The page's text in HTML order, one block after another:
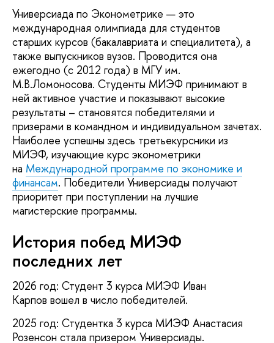
Универсиада по Эконометрике — это
международная олимпиада для студентов
старших курсов (бакалавриата и специалитета), а
также выпускников вузов. Проводится она
ежегодно (с 2012 года) в МГУ им.
М.В.Ломоносова. Студенты МИЭФ принимают в
ней активное участие и показывают высокие
результаты – становятся победителями и
призерами в командном и индивидуальном зачетах.
Наиболее успешны здесь третьекурсники из
МИЭФ, изучающие курс эконометрики
на Международной программе по экономике и
финансам. Победители Универсиады получают
приоритет при поступлении на лучшие
магистерские программы.
История побед МИЭФ
последних лет
2026 год: Студент 3 курса МИЭФ Иван
Карпов вошел в число победителей.
2025 год: Студентка 3 курса МИЭФ Анастасия
Розенсон стала призером Универсиады.